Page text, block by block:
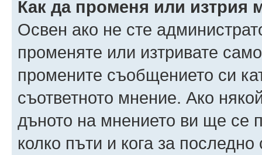
Как да променя или изтрия
Освен ако не сте
променяте или изтривате
промените съобщението си
съответното мнение. Ако
дъното на мнението ви ще се
колко пъти и кога за